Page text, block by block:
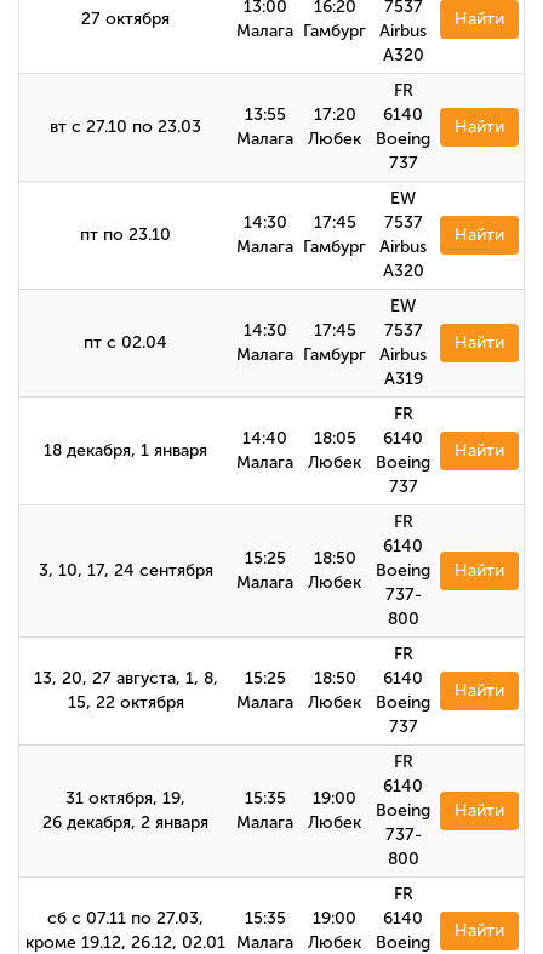
27 октября
13:00
Малага
16:20
Гамбург
7537
Airbus
А320
Найти
вт с 27.10 по 23.03
13:55
Малага
17:20
Любек
FR
6140
Boeing
737
Найти
пт по 23.10
14:30
Малага
17:45
Гамбург
EW
7537
Airbus
А320
Найти
пт с 02.04
14:30
Малага
17:45
Гамбург
EW
7537
Airbus
A319
Найти
18 декабря, 1 января
14:40
Малага
18:05
Любек
FR
6140
Boeing
737
Найти
3, 10, 17, 24 сентября
15:25
Малага
18:50
Любек
FR
6140
Boeing
737-
800
Найти
13, 20, 27 августа, 1, 8,
15, 22 октября
15:25
Малага
18:50
Любек
FR
6140
Boeing
737
Найти
31 октября, 19,
26 декабря, 2 января
15:35
Малага
19:00
Любек
FR
6140
Boeing
737-
800
Найти
сб с 07.11 по 27.03,
кроме 19.12, 26.12, 02.01
15:35
Малага
19:00
Любек
FR
6140
Boeing
Найти